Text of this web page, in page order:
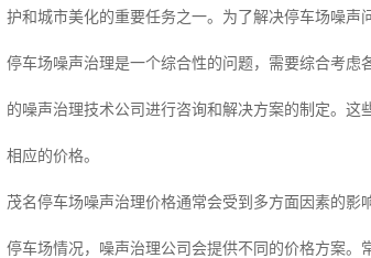
护和城市美化的重要任务之一。为了解决停车场噪声
停车场噪声治理是一个综合性的问题，需要综合考
的噪声治理技术公司进行咨询和解决方案的制定。
相应的价格。
茂名停车场噪声治理价格通常会受到多方面因素的
停车场情况，噪声治理公司会提供不同的价格方案。